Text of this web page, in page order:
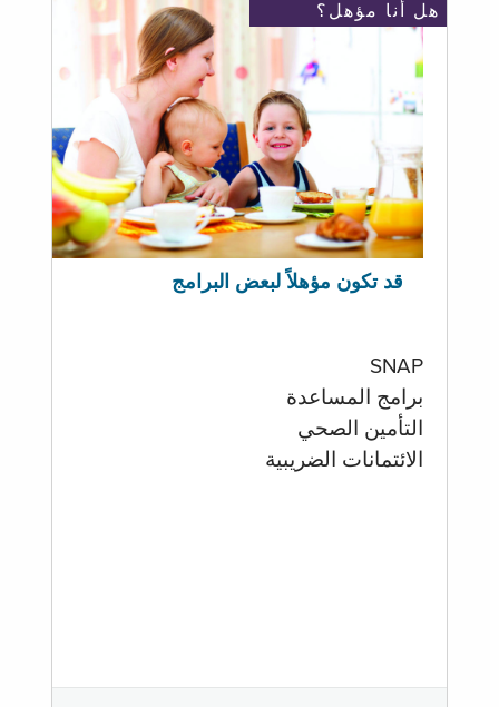
هل أنا مؤهل؟
قد تكون مؤهلاً لبعض البرامج
SNAP
برامج المساعدة
التأمين الصحي
الائتمانات الضريبية